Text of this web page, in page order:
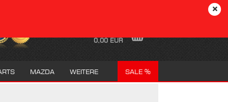
0,00 EUR
MAZDA SALE %
WEITERE